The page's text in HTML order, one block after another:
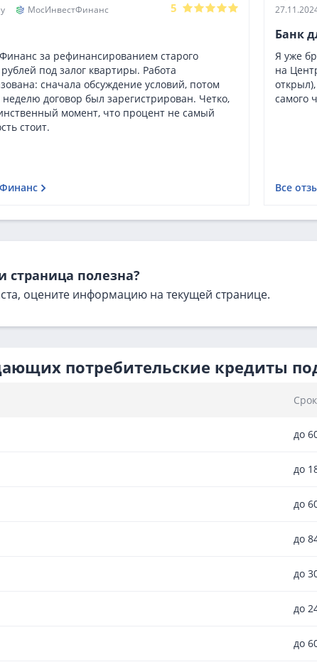
МосИнвестФинанс 5
за рефинансированием старого
под залог квартиры. Работа
сначала обсуждение условий, потом
договор был зарегистрирован. Четко,
момент, что процент не самый
стоит.
Банк
Я уже
на
самого
Все
страница полезна?
оцените информацию на текущей странице.
потребительские кредиты
до
до
до
до
до
до
до